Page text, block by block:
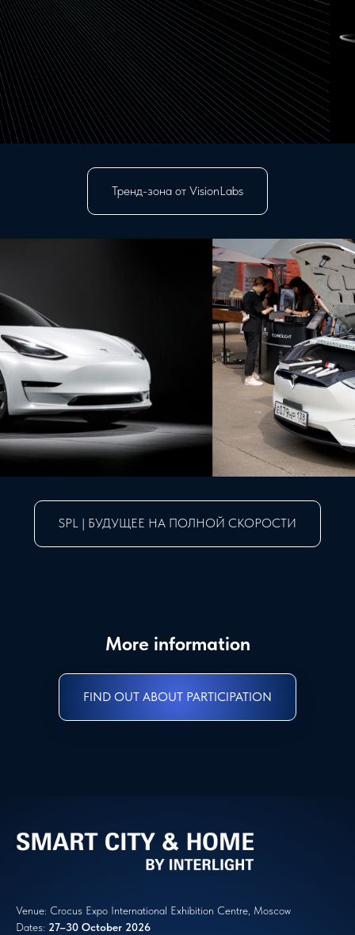
Тренд-зона от VisionLabs
SPL | БУДУЩЕЕ НА ПОЛНОЙ СКОРОСТИ
More information
FIND OUT ABOUT PARTICIPATION
Venue: Crocus Expo International Exhibition Centre, Moscow
Dates: 27–30 October 2026